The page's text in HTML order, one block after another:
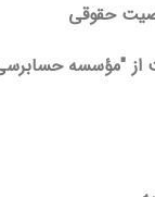
حقوقی
از "مؤسسه